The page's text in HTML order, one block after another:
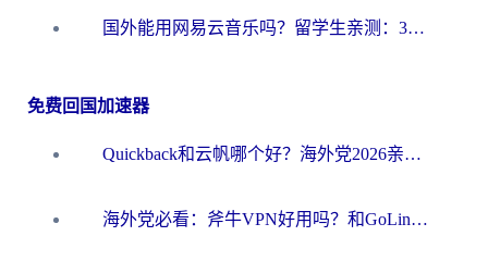
国外能用网易云音乐吗？留学生亲测：3步解决海外听歌难题
免费回国加速器
Quickback和云帆哪个好？海外党2026亲测指南：选对加速器大陆工具，无缝刷国内剧玩国服
海外党必看：斧牛VPN好用吗？和GoLinkVPN对比哪个回国效果更好？